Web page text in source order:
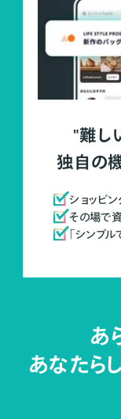
"難し
独自の
ショッピン
その場で
「シンプ
あ
あなたら